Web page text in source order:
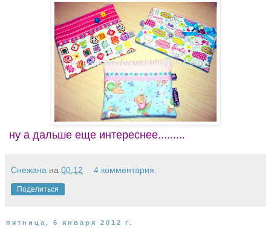
ну а дальше еще интереснее.........
Снежана на 00:12 4 комментария:
Поделиться
пятница, 6 января 2012 г.